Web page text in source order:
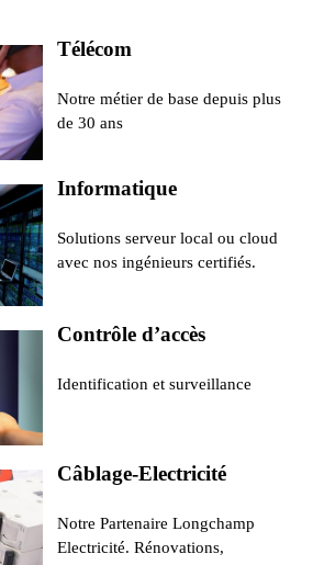
Télécom
Notre métier de base depuis plus
de 30 ans
Informatique
Solutions serveur local ou cloud
avec nos ingénieurs certifiés.
Contrôle d’accès
Identification et surveillance
Câblage-Electricité
Notre Partenaire Longchamp
Electricité. Rénovations,